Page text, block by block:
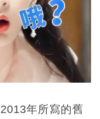
年所寫的舊